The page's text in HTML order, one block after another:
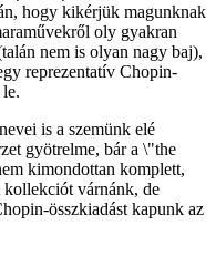
hogy kikérjük magunknak
oly gyakran
nem is olyan nagy baj),
reprezentatív Chopin-
is a szemünk elé
gyötrelme, bár a \"the
kimondottan komplett,
kollekciót várnánk, de
összkiadást kapunk az